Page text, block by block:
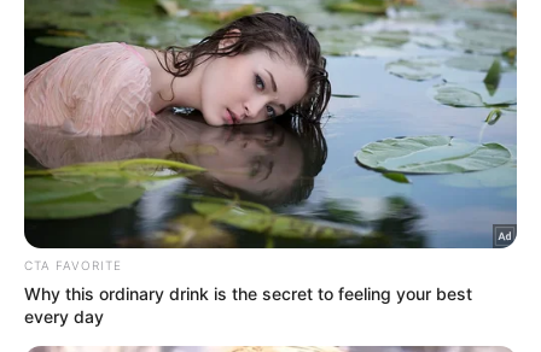
NewsRoom 11.09.2023, 09:00 1,489